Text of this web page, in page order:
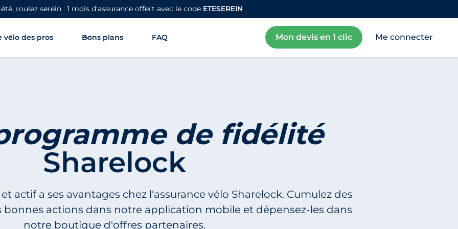
roulez serein : 1 mois d'assurance offert avec le code ETESEREIN
vélo des pros Bons plans FAQ Mon devis en 1 clic Me connecter
de fidélité
Sharelock
actif a ses avantages chez l'assurance vélo Sharelock. Cumulez des
bonnes actions dans notre application mobile et dépensez-les dans
notre boutique d'offres partenaires.